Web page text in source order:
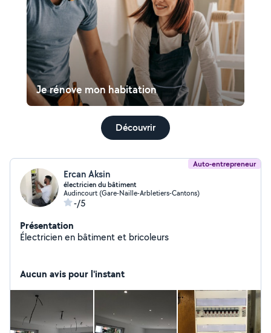
Je rénove mon habitation
Découvrir
Auto-entrepreneur
Ercan Aksin
électricien du bâtiment
Audincourt (Gare-Naille-Arbletiers-Cantons)
-/5
Présentation
Électricien en bâtiment et bricoleurs
Aucun avis pour l'instant